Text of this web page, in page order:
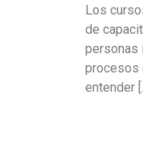
Los
de
personas
procesos
entender